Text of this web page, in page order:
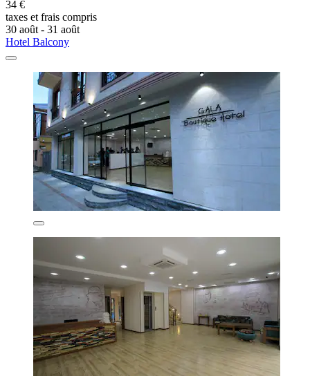
34 €
taxes et frais compris
30 août - 31 août
Hotel Balcony